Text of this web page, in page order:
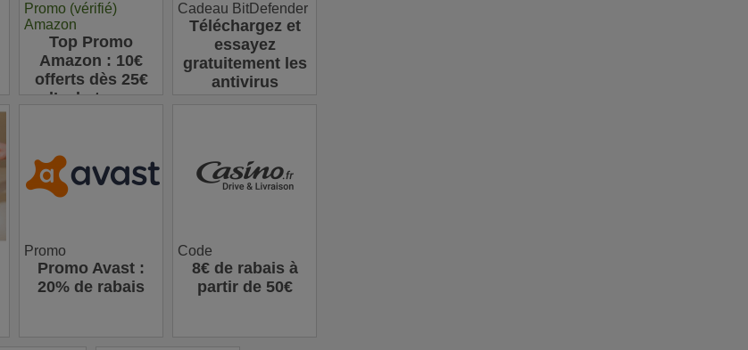
Promo (vérifié)
Amazon
Top Promo
Amazon : 10€
offerts dès 25€
d’achats sur
commande
Cadeau BitDefender
Téléchargez et
essayez
gratuitement les
antivirus
Promo
Promo Avast :
20% de rabais
Code
8€ de rabais à
partir de 50€